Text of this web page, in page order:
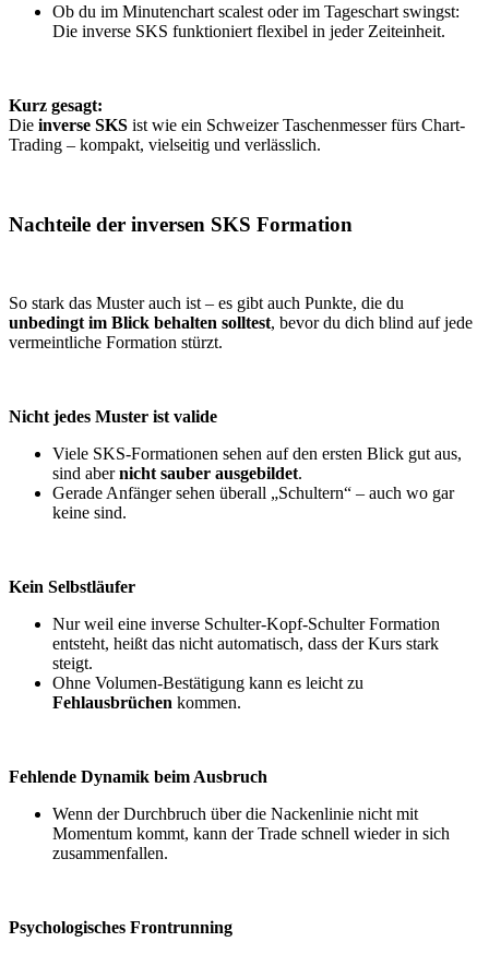
Ob du im Minutenchart scalest oder im Tageschart swingst:
Die inverse SKS funktioniert flexibel in jeder Zeiteinheit.
Kurz gesagt:
Die inverse SKS ist wie ein Schweizer Taschenmesser fürs Chart-
Trading – kompakt, vielseitig und verlässlich.
Nachteile der inversen SKS Formation
So stark das Muster auch ist – es gibt auch Punkte, die du
unbedingt im Blick behalten solltest, bevor du dich blind auf jede
vermeintliche Formation stürzt.
Nicht jedes Muster ist valide
Viele SKS-Formationen sehen auf den ersten Blick gut aus,
sind abernicht sauber ausgebildet.
Gerade Anfänger sehen überall „Schultern“ – auch wo gar
keine sind.
Kein Selbstläufer
Nur weil eine inverse Schulter-Kopf-Schulter Formation
entsteht, heißt das nicht automatisch, dass der Kurs stark
steigt.
Ohne Volumen-Bestätigung kann es leicht zu
Fehlausbrüchen kommen.
Fehlende Dynamik beim Ausbruch
Wenn der Durchbruch über die Nackenlinie nicht mit
Momentum kommt, kann der Trade schnell wieder in sich
zusammenfallen.
Psychologisches Frontrunning